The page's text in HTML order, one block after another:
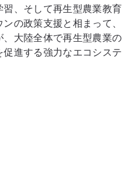
、そして再生型農業教育
の政策支援と相まって、
大陸全体で再生型農業の
進する強力なエコシステ